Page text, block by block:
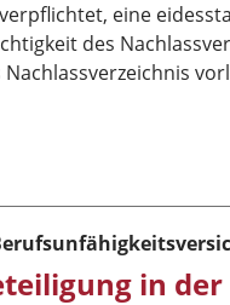
eine
des
in der